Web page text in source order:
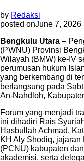
by Redaksi
posted onJune 7, 2026
Bengkulu Utara –
(PWNU) Provinsi
Wilayah (BMW) ke-IV
perumusan hukum
yang berkembang di
berlangsung pada
An-Nahdloh,
Forum yang menjadi
ini dihadiri Rais
Hasbullah Achmad,
KH Aly Shodiq,
(PCNU) kabupaten
akademisi, serta